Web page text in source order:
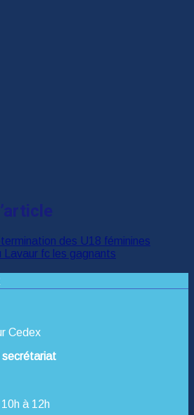
des U18 féminines
fc les gagnants
Cedex
secrétariat
à 12h